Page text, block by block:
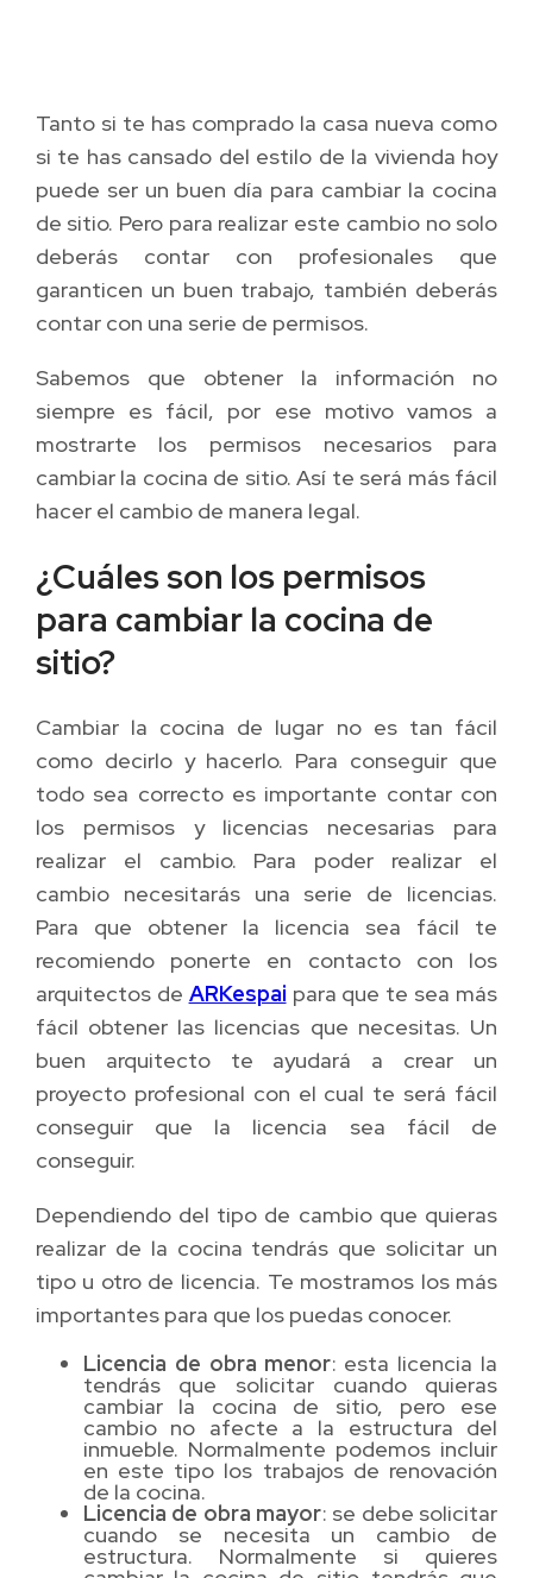
Tanto si te has comprado la casa nueva como
si te has cansado del estilo de la vivienda hoy
puede ser un buen día para cambiar la cocina
de sitio. Pero para realizar este cambio no solo
deberás contar con profesionales que
garanticen un buen trabajo, también deberás
contar con una serie de permisos.
Sabemos que obtener la información no
siempre es fácil, por ese motivo vamos a
mostrarte los permisos necesarios para
cambiar la cocina de sitio. Así te será más fácil
hacer el cambio de manera legal.
¿Cuáles son los permisos
para cambiar la cocina de
sitio?
Cambiar la cocina de lugar no es tan fácil
como decirlo y hacerlo. Para conseguir que
todo sea correcto es importante contar con
los permisos y licencias necesarias para
realizar el cambio. Para poder realizar el
cambio necesitarás una serie de licencias.
Para que obtener la licencia sea fácil te
recomiendo ponerte en contacto con los
arquitectos de ARKespai para que te sea más
fácil obtener las licencias que necesitas. Un
buen arquitecto te ayudará a crear un
proyecto profesional con el cual te será fácil
conseguir que la licencia sea fácil de
conseguir.
Dependiendo del tipo de cambio que quieras
realizar de la cocina tendrás que solicitar un
tipo u otro de licencia. Te mostramos los más
importantes para que los puedas conocer.
Licencia de obra menor: esta licencia la
tendrás que solicitar cuando quieras
cambiar la cocina de sitio, pero ese
cambio no afecte a la estructura del
inmueble. Normalmente podemos incluir
en este tipo los trabajos de renovación
de la cocina.
Licencia de obra mayor: se debe solicitar
cuando se necesita un cambio de
estructura. Normalmente si quieres